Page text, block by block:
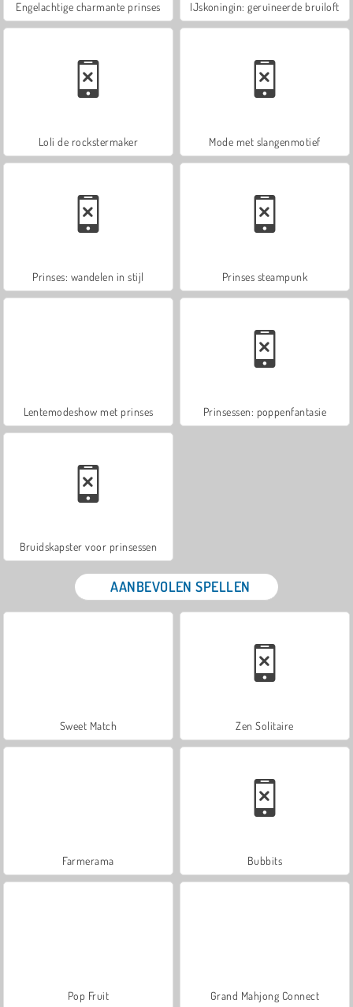
Engelachtige charmante prinses IJskoningin: geruïneerde bruiloft
Loli de rockstermaker Mode met slangenmotief
Prinses: wandelen in stijl Prinses steampunk
Lentemodeshow met prinses Prinsessen: poppenfantasie
Bruidskapster voor prinsessen
AANBEVOLEN SPELLEN
Sweet Match Zen Solitaire
Farmerama Bubbits
Pop Fruit Grand Mahjong Connect